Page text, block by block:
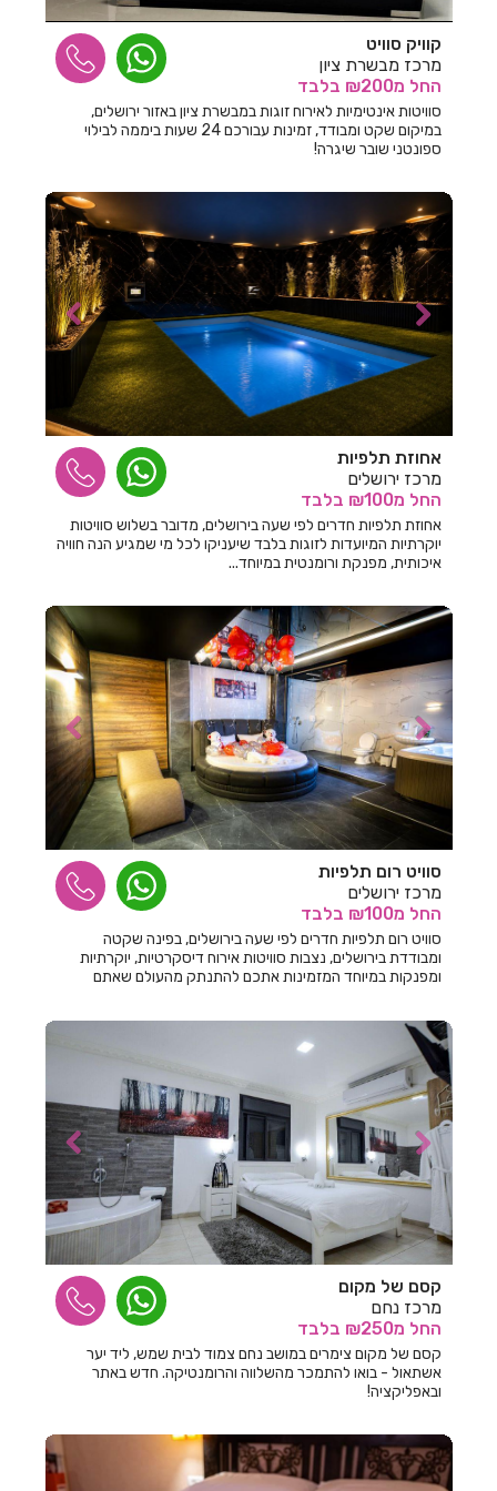
חדרים לפי שעה בפרדס חנה
חדרים לפי שעה בפתח תקווה
חדרים לפי שעה בצבעון
חדרים לפי שעה בצומת מסמיה
חדרים לפי שעה בצור הדסה
חדרים לפי שעה בצוריאל
חדרים לפי שעה בצורית
חדרים לפי שעה בצפרירים
חדרים לפי שעה בצפת
חדרים לפי שעה בקיבוץ מורן
חדרים לפי שעה בקלע אלון
חדרים לפי שעה בקצרין
חדרים לפי שעה בקריית חיים
חדרים לפי שעה בקריית טבעון
חדרים לפי שעה בקרית אתא
חדרים לפי שעה בקרית ביאליק
חדרים לפי שעה בקרית גת
חדרים לפי שעה בקרית חיים
חדרים לפי שעה בקרית ים
חדרים לפי שעה בקרית מוצקין
חדרים לפי שעה בקרית עקרון
חדרים לפי שעה בקרית שמונה
חדרים לפי שעה בראש פינה
חדרים לפי שעה בראשון
חדרים לפי שעה בראשון לציון
חדרים לפי שעה ברגבה
חדרים לפי שעה ברחובות
חדרים לפי שעה ברמות
חדרים לפי שעה ברמות נפתלי
חדרים לפי שעה ברמלה
חדרים לפי שעה ברמת גן
חדרים לפי שעה ברמת השרון
חדרים לפי שעה ברעננה
קוויק סוויט
מרכז מבשרת ציון
החל מ₪200 בלבד
סוויטות אינטימיות לאירוח זוגות במבשרת ציון באזור ירושלים,
במיקום שקט ומבודד, זמינות עבורכם 24 שעות ביממה לבילוי
ספונטני שובר שיגרה!
אחוזת תלפיות
מרכז ירושלים
החל מ₪100 בלבד
אחוזת תלפיות חדרים לפי שעה בירושלים, מדובר בשלוש סוויטות
יוקרתיות המיועדות לזוגות בלבד שיעניקו לכל מי שמגיע הנה חוויה
איכותית, מפנקת ורומנטית במיוחד...
סוויט רום תלפיות
מרכז ירושלים
החל מ₪100 בלבד
סוויט רום תלפיות חדרים לפי שעה בירושלים, בפינה שקטה
ומבודדת בירושלים, נצבות סוויטות אירוח דיסקרטיות, יוקרתיות
ומפנקות במיוחד המזמינות אתכם להתנתק מהעולם שאתם
קסם של מקום
מרכז נחם
החל מ₪250 בלבד
קסם של מקום צימרים במושב נחם צמוד לבית שמש, ליד יער
אשתאול - בואו להתמכר מהשלווה והרומנטיקה. חדש באתר
ובאפליקציה!